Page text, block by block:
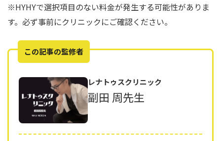
※HYHYで選択項目のない料金が発生する可能性がありま
す。必ず事前にクリニックにご確認ください。
この記事の監修者
レナトゥスクリニック
副田 周先生